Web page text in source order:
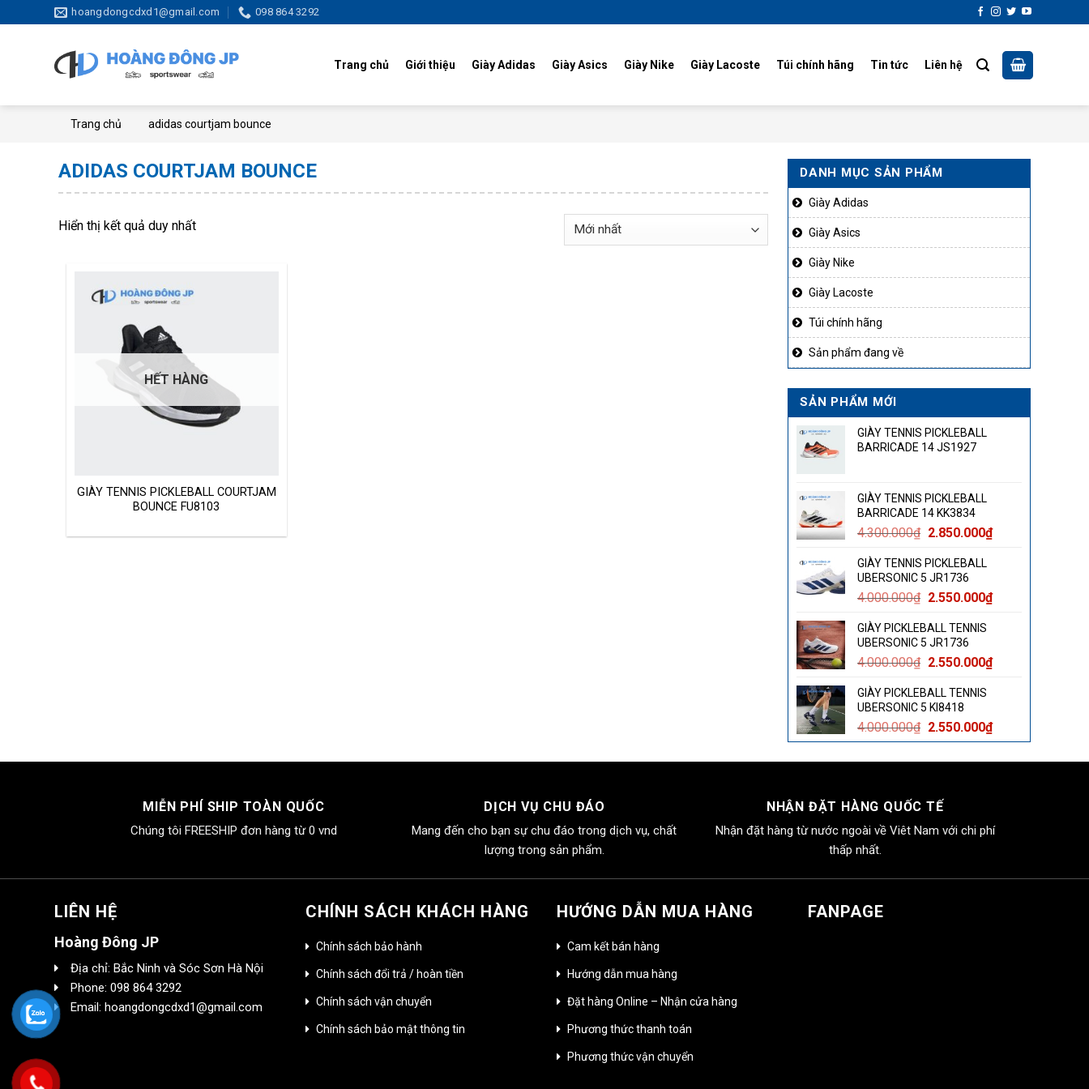
to
hoangdongcdxd1@gmail.com 098 864 3292
Trang chủ Giới thiệu Giày Adidas Giày Asics Giày Nike Giày Lacoste Túi chính hãng Tin tức Liên hệ
Trang chủ adidas courtjam bounce
ADIDAS COURTJAM BOUNCE
Hiển thị kết quả duy nhất
HẾT HÀNG
GIÀY TENNIS PICKLEBALL COURTJAM
BOUNCE FU8103
DANH MỤC SẢN PHẨM
Giày Adidas
Giày Asics
Giày Nike
Giày Lacoste
Túi chính hãng
Sản phẩm đang về
SẢN PHẨM MỚI
GIÀY TENNIS PICKLEBALL
BARRICADE 14 JS1927
GIÀY TENNIS PICKLEBALL
BARRICADE 14 KK3834
4.300.000₫ Giá
là:
4.300.000₫.
2.850.000₫Giá
2.850.000₫.
GIÀY TENNIS PICKLEBALL
UBERSONIC 5 JR1736
4.000.000₫ Giá
là:
4.000.000₫.
2.550.000₫Giá
2.550.000₫.
GIÀY PICKLEBALL TENNIS
UBERSONIC 5 JR1736
4.000.000₫ Giá
là:
4.000.000₫.
2.550.000₫Giá
2.550.000₫.
GIÀY PICKLEBALL TENNIS
UBERSONIC 5 KI8418
4.000.000₫ Giá
gốc
là:
2.550.000₫Giá
hiện
tại
MIỄN PHÍ SHIP TOÀN QUỐC
Chúng tôi FREESHIP đơn hàng từ 0 vnd
DỊCH VỤ CHU ĐÁO
Mang đến cho bạn sự chu đáo trong dịch vụ, chất
lượng trong sản phẩm.
NHẬN ĐẶT HÀNG QUỐC TẾ
Nhận đặt hàng từ nước ngoài về Viêt Nam với chi phí
thấp nhất.
LIÊN HỆ
Hoàng Đông JP
Địa chỉ: Bắc Ninh và Sóc Sơn Hà Nội
Phone: 098 864 3292
Email: hoangdongcdxd1@gmail.com
CHÍNH SÁCH KHÁCH HÀNG
Chính sách bảo hành
Chính sách đổi trả / hoàn tiền
Chính sách vận chuyển
Chính sách bảo mật thông tin
HƯỚNG DẪN MUA HÀNG
Cam kết bán hàng
Hướng dẫn mua hàng
Đặt hàng Online – Nhận cửa hàng
Phương thức thanh toán
Phương thức vận chuyển
FANPAGE